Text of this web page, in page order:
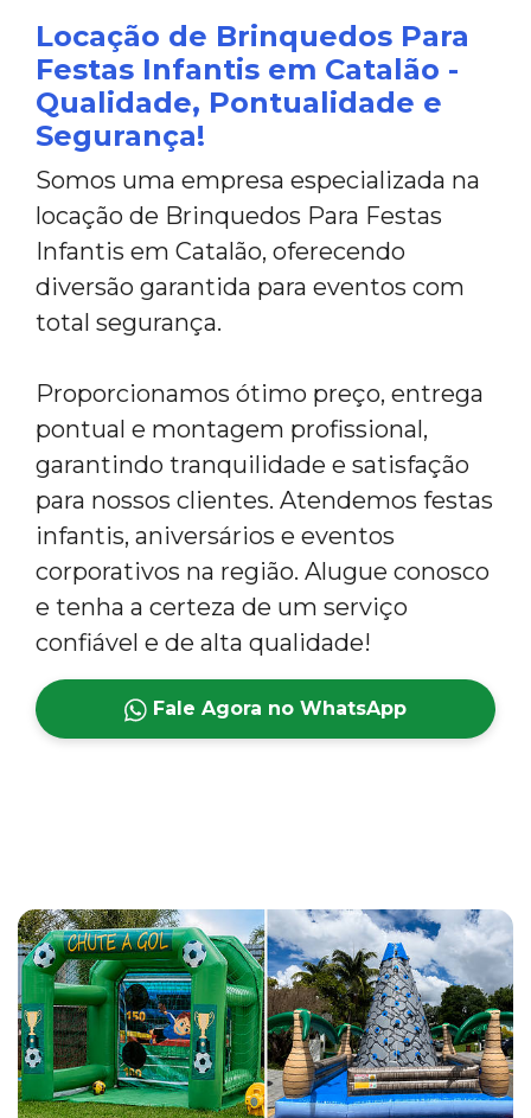
Locação de Brinquedos Para
Festas Infantis em Catalão -
Qualidade, Pontualidade e
Segurança!
Somos uma empresa especializada na
locação de Brinquedos Para Festas
Infantis em Catalão, oferecendo
diversão garantida para eventos com
total segurança.
Proporcionamos ótimo preço, entrega
pontual e montagem profissional,
garantindo tranquilidade e satisfação
para nossos clientes. Atendemos festas
infantis, aniversários e eventos
corporativos na região. Alugue conosco
e tenha a certeza de um serviço
confiável e de alta qualidade!
Fale Agora no WhatsApp